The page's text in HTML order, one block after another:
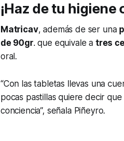
¡Haz de tu
Matricav, además de ser una
de 90gr. que equivale a tres
oral.
“Con las tabletas llevas una
pocas pastillas quiere decir
conciencia”, señala Piñeyro.